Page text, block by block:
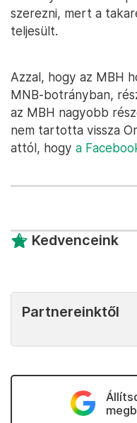
szerezni, mert a
teljesült.
Azzal, hogy az MBH
MNB-botrányban,
az MBH nagyobb
nem tartotta vissza
attól, hogy a
Kedvenceink
Partnereinktől